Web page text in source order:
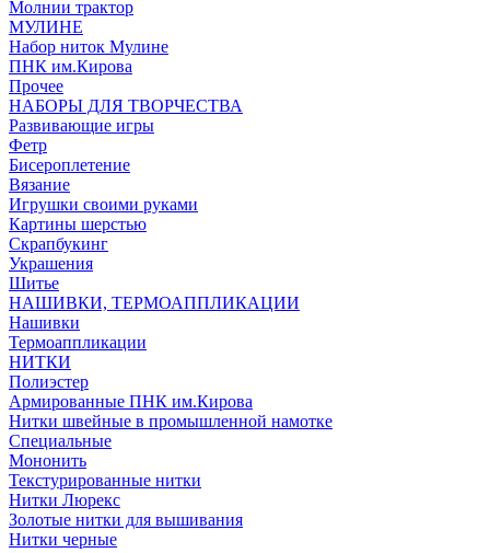
Молнии трактор
МУЛИНЕ
Набор ниток Мулине
ПНК им.Кирова
Прочее
НАБОРЫ ДЛЯ ТВОРЧЕСТВА
Развивающие игры
Фетр
Бисероплетение
Вязание
Игрушки своими руками
Картины шерстью
Скрапбукинг
Украшения
Шитье
НАШИВКИ, ТЕРМОАППЛИКАЦИИ
Нашивки
Термоаппликации
НИТКИ
Полиэстер
Армированные ПНК им.Кирова
Нитки швейные в промышленной намотке
Специальные
Мононить
Текстурированные нитки
Нитки Люрекс
Золотые нитки для вышивания
Нитки черные